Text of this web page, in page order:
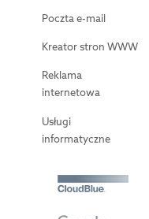
Poczta e-mail
Kreator stron WWW
Reklama
internetowa
Usługi
informatyczne